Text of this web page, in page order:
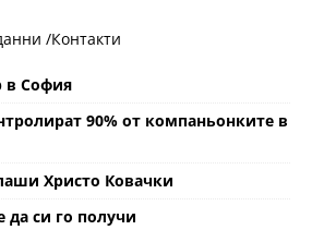
/Контакти
в София
90% от компаньонките в
Христо Ковачки
си го получи